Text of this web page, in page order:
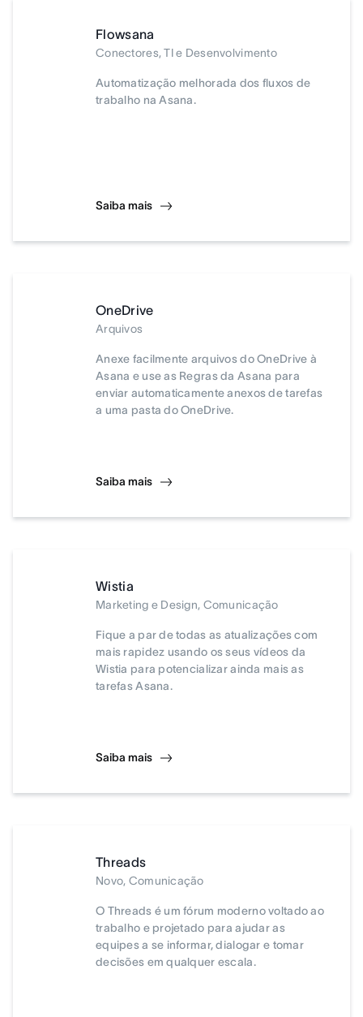
Flowsana
Conectores, TI e Desenvolvimento
Automatização melhorada dos fluxos de
trabalho na Asana.
Saiba mais
OneDrive
Arquivos
Anexe facilmente arquivos do OneDrive à
Asana e use as Regras da Asana para
enviar automaticamente anexos de tarefas
a uma pasta do OneDrive.
Saiba mais
Wistia
Marketing e Design, Comunicação
Fique a par de todas as atualizações com
mais rapidez usando os seus vídeos da
Wistia para potencializar ainda mais as
tarefas Asana.
Saiba mais
Threads
Novo, Comunicação
O Threads é um fórum moderno voltado ao
trabalho e projetado para ajudar as
equipes a se informar, dialogar e tomar
decisões em qualquer escala.